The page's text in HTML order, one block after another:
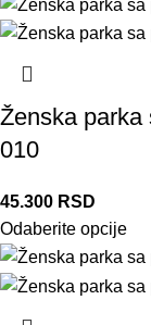
Ženska parka
010
45.300 RSD
Odaberite opcije